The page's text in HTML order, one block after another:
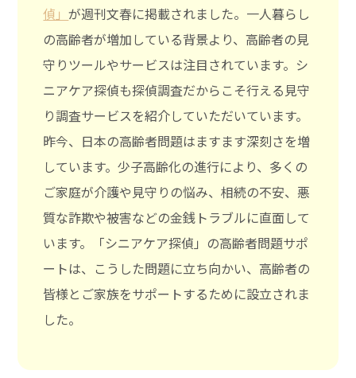
偵」が週刊文春に掲載されました。一人暮らし
の高齢者が増加している背景より、高齢者の見
守りツールやサービスは注目されています。シ
ニアケア探偵も探偵調査だからこそ行える見守
り調査サービスを紹介していただいています。
昨今、日本の高齢者問題はますます深刻さを増
しています。少子高齢化の進行により、多くの
ご家庭が介護や見守りの悩み、相続の不安、悪
質な詐欺や被害などの金銭トラブルに直面して
います。「シニアケア探偵」の高齢者問題サポ
ートは、こうした問題に立ち向かい、高齢者の
皆様とご家族をサポートするために設立されま
した。